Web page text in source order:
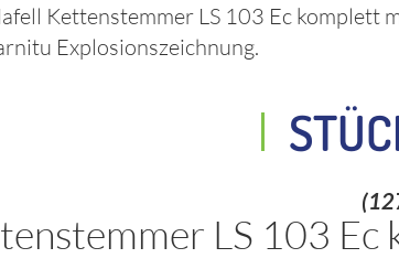
Kettenstemmer LS 103 Ec komplett
Explosionszeichnung.
LS 103